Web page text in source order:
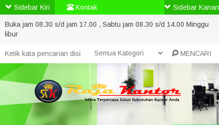
Buka jam 08.30 s/d jam 17.00 , Sabtu jam 08.30 s/d 14.00 Minggu
libur
MENCARI
Sidebar Kiri Kontak Sidebar Kanan